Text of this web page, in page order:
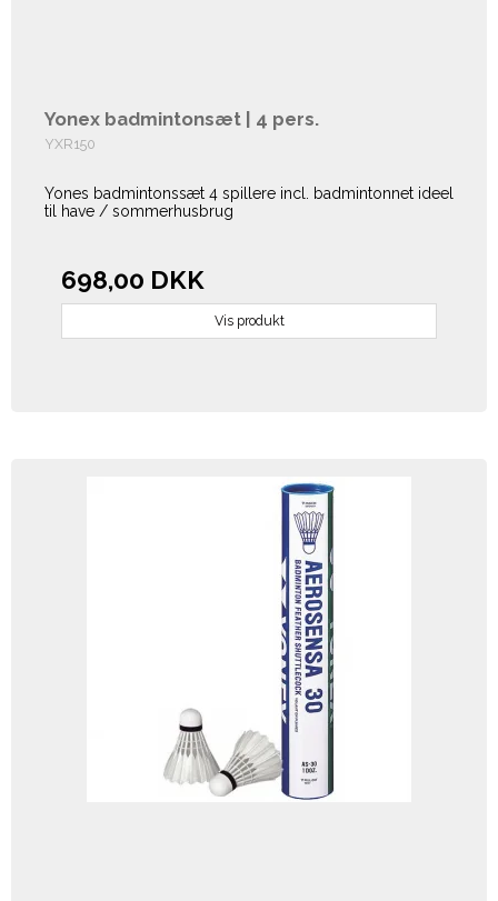
Yonex badmintonsæt | 4 pers.
YXR150
Yones badmintonssæt 4 spillere incl. badmintonnet ideel
til have / sommerhusbrug
698,00 DKK
Vis produkt